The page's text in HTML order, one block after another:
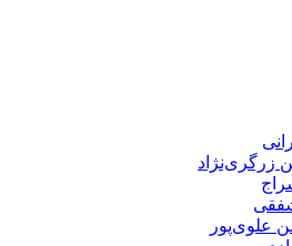
زرگری‌نژاد
علوی‌پور